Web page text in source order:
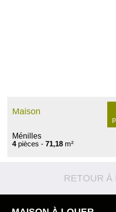
Maison
Ménilles
4pièces - 71,18 m²
RETOUR À